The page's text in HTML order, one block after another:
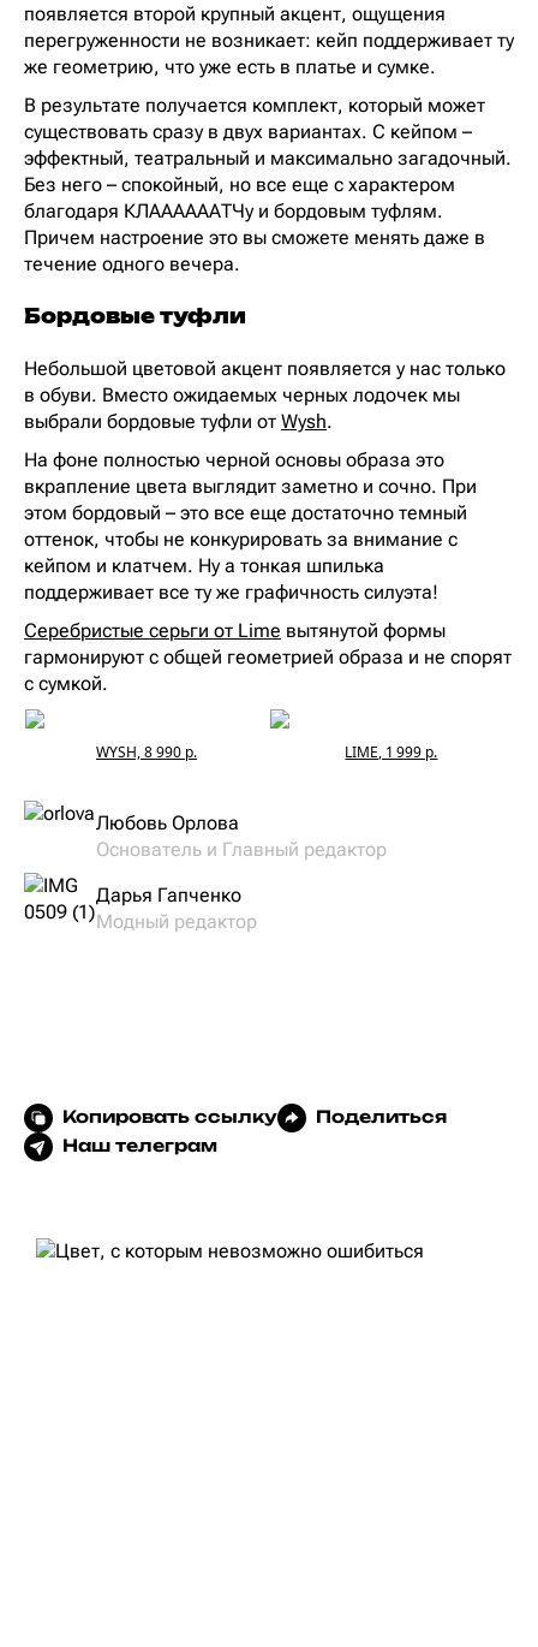
появляется второй крупный акцент, ощущения
перегруженности не возникает: кейп поддерживает ту
же геометрию, что уже есть в платье и сумке.
В результате получается комплект, который может
существовать сразу в двух вариантах. С кейпом –
эффектный, театральный и максимально загадочный.
Без него – спокойный, но все еще с характером
благодаря КЛААААААТЧу и бордовым туфлям.
Причем настроение это вы сможете менять даже в
течение одного вечера.
Бордовые туфли
Небольшой цветовой акцент появляется у нас только
в обуви. Вместо ожидаемых черных лодочек мы
выбрали бордовые туфли от Wysh.
На фоне полностью черной основы образа это
вкрапление цвета выглядит заметно и сочно. При
этом бордовый – это все еще достаточно темный
оттенок, чтобы не конкурировать за внимание с
кейпом и клатчем. Ну а тонкая шпилька
поддерживает все ту же графичность силуэта!
Серебристые серьги от Lime вытянутой формы
гармонируют с общей геометрией образа и не спорят
с сумкой.
WYSH, 8 990 р. LIME, 1 999 р.
Любовь Орлова
Основатель и Главный редактор
Дарья Гапченко
Модный редактор
Копировать ссылку
Поделиться
Наш телеграм